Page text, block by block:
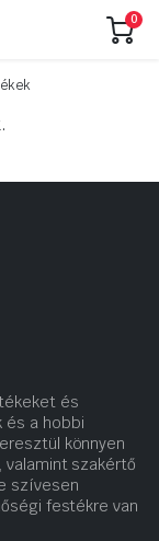
0
és
és a hobbi
könnyen
szakértő
szívesen
festékre van